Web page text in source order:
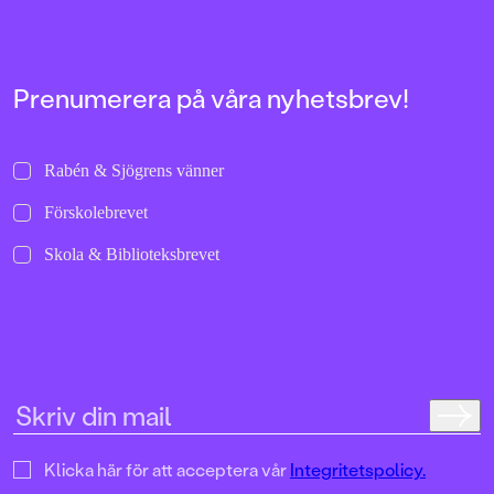
Prenumerera på våra nyhetsbrev!
Rabén & Sjögrens vänner
Förskolebrevet
Skola & Biblioteksbrevet
Klicka här för att acceptera vårIntegritetspolicy.